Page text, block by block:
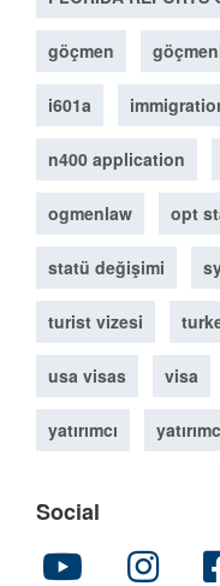
göçmen
i601a
n400 application
ogmenlaw opt
statü değişimi
turist vizesi
usa visas visa
yatırımcı
Social